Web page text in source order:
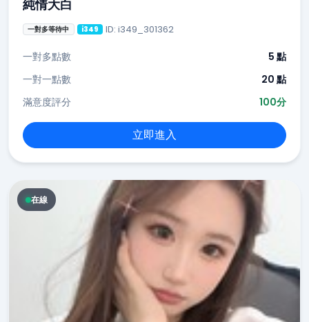
純情大白
一對多等待中 i349 ID: i349_301362
一對多點數
5 點
一對一點數
20 點
滿意度評分
100分
立即進入
在線